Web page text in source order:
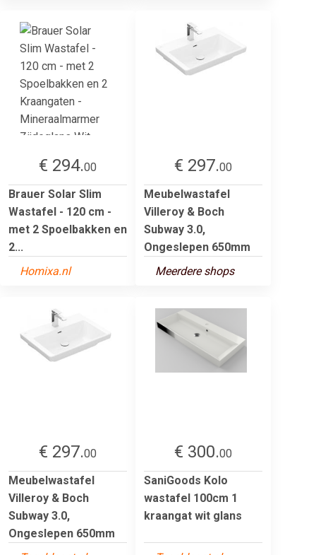
€ 294.00
Brauer Solar Slim
Wastafel - 120 cm -
met 2 Spoelbakken en
2...
Homixa.nl
€ 297.00
Meubelwastafel
Villeroy & Boch
Subway 3.0,
Ongeslepen 650mm
Meerdere shops
€ 297.00
Meubelwastafel
Villeroy & Boch
Subway 3.0,
Ongeslepen 650mm
€ 300.00
SaniGoods Kolo
wastafel 100cm 1
kraangat wit glans